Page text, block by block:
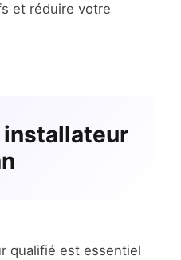
et réduire votre
qualifié est essentiel